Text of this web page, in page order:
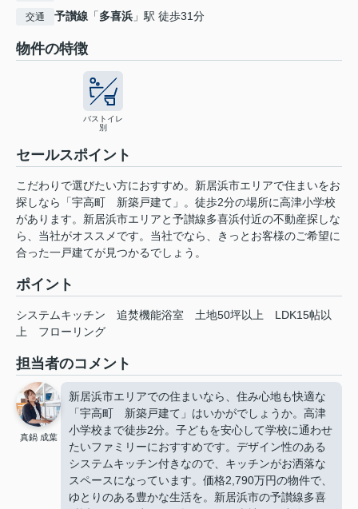
交通 予讃線 「多喜浜 」駅 徒歩31分
物件の特徴
バストイレ
別
セールスポイント
こだわりで選びたい方におすすめ。新居浜市エリアで住まいをお
探しなら「宇高町 新築戸建て」。徒歩2分の場所に高津小学校
があります。新居浜市エリアと予讃線多喜浜付近の不動産探しな
ら、当社がオススメです。当社でなら、きっとお客様のご希望に
合った一戸建てが見つかるでしょう。
ポイント
システムキッチン 追焚機能浴室 土地50坪以上
LDK15帖以
上
フローリング
担当者のコメント
真鍋 成葉
新居浜市エリアでの住まいなら、住み心地も快適な
「宇高町 新築戸建て」はいかがでしょうか。高津
小学校まで徒歩2分。子どもを安心して学校に通わせ
たいファミリーにおすすめです。デザイン性のある
システムキッチン付きなので、キッチンがお洒落な
スペースになっています。価格2,790万円の物件で、
ゆとりのある豊かな生活を。新居浜市の予讃線多喜